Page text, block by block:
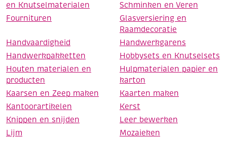
en Knutselmaterialen
Schminken en Veren
Fournituren
Glasversiering en
Raamdecoratie
Handvaardigheid
Handwerkgarens
Handwerkpakketten
Hobbysets en Knutselsets
Houten materialen en
producten
Hulpmaterialen papier en
karton
Kaarsen en Zeep maken
Kaarten maken
Kantoorartikelen
Kerst
Knippen en snijden
Leer bewerken
Lijm
Mozaieken